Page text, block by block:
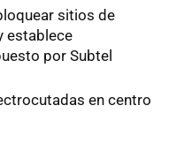
sitios de
establece
por Subtel
en centro